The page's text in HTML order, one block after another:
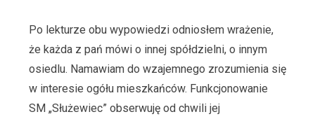
Po lekturze obu wypowiedzi odniosłem wrażenie,
że każda z pań mówi o innej spółdzielni, o innym
osiedlu. Namawiam do wzajemnego zrozumienia się
w interesie ogółu mieszkańców. Funkcjonowanie
SM „Służewiec” obserwuję od chwili jej